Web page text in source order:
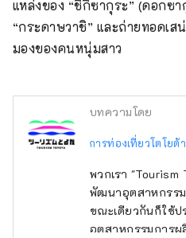
แหล่งของ “ชิกิซากุระ” (ดอกซ
“กระดาษวาชิ” และถ่ายทอดเ
มองของคนหนุ่มสาว
บทความโดย
การท่องเที่ยวโตโยต้า
พวกเรา "Tourism
พัฒนาอุตสาหกรรม
ขณะเดียวกันก็ใช้ป
อุตสาหกรรมการผ